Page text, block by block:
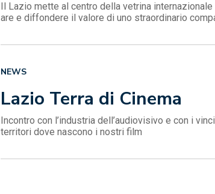
Il Lazio mette al centro della vetrina
are e diffondere il valore di uno straordinario
Lazio Terra di Cinema
NEWS
Incontro con l’industria dell’audiovisivo e con i
territori dove nascono i nostri film